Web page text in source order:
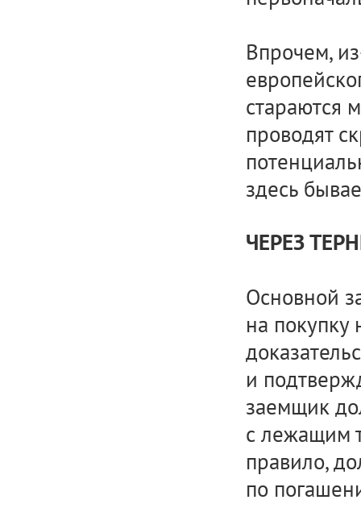
Впрочем,
стараются
проводят
здесь
ЧЕРЕЗ
Основной
на покупку
и
заемщик
с лежащим
правило,
по